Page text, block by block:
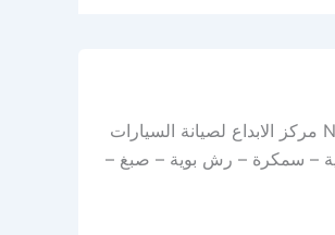
أفضل ورشة نيسان في الدمام – ورشة نيسان الخبر – المنطقة الشرقية Nissan repair workshop مركز الابداع لصيانة السيارات
– سمكرة – رش بوية – صبغ –